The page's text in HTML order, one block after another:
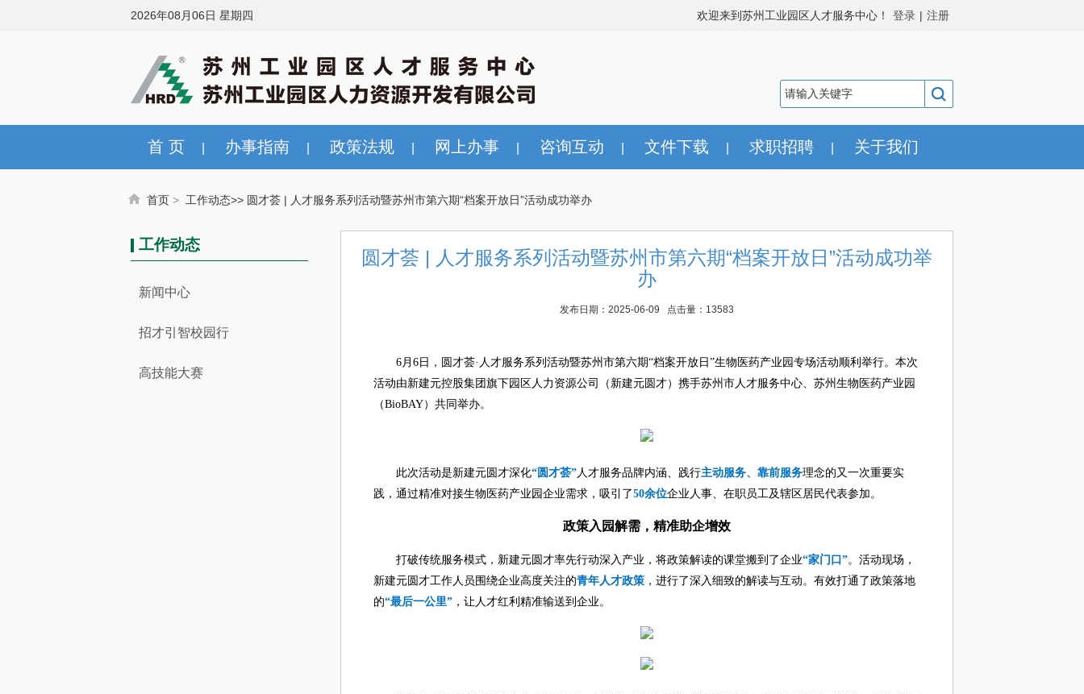
2026年08月06日 星期四 欢迎来到苏州工业园区人才服务中心！ 登录 | 注册
首 页 办事指南 政策法规 网上办事 咨询互动 文件下载 求职招聘 关于我们
首页 > 工作动态>> 圆才荟 | 人才服务系列活动暨苏州市第六期“档案开放日”活动成功举办
工作动态
新闻中心
招才引智校园行
高技能大赛
圆才荟 | 人才服务系列活动暨苏州市第六期“档案开放日”活动成功举
办
发布日期：2025-06-09 点击量：13583
6月6日，圆才荟·人才服务系列活动暨苏州市第六期“档案开放日”生物医药产业园专场活动顺利举行。本次
活动由新建元控股集团旗下园区人力资源公司（新建元圆才）携手苏州市人才服务中心、苏州生物医药产业园
（BioBAY）共同举办。
此次活动是新建元圆才深化“圆才荟” 人才服务品牌内涵、践行主动服务、靠前服务理念的又一次重要实
践，通过精准对接生物医药产业园企业需求，吸引了50余位企业人事、在职员工及辖区居民代表参加。
政策入园解需，精准助企增效
打破传统服务模式，新建元圆才率先行动深入产业，将政策解读的课堂搬到了企业“家门口”。活动现场，
新建元圆才工作人员围绕企业高度关注的青年人才政策 ，进行了深入细致的解读与互动。有效打通了政策落地
的“最后一公里” ，让人才红利精准输送到企业。